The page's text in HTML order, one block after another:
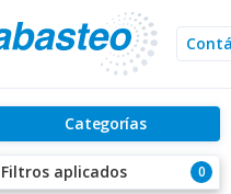
Categorías
0
Filtros aplicados